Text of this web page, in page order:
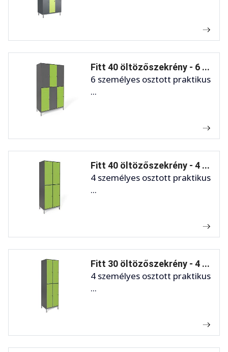
Fitt 40 öltözőszekrény - 6 ...
6 személyes osztott praktikus
...
Fitt 40 öltözőszekrény - 4 ...
4 személyes osztott praktikus
...
Fitt 30 öltözőszekrény - 4 ...
4 személyes osztott praktikus
...